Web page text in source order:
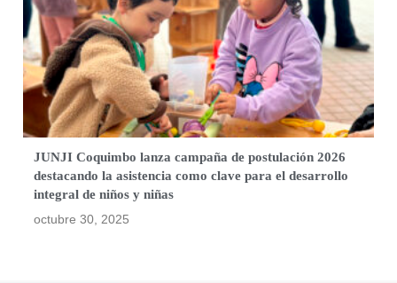
JUNJI Coquimbo lanza campaña de postulación 2026
destacando la asistencia como clave para el desarrollo
integral de niños y niñas
octubre 30, 2025